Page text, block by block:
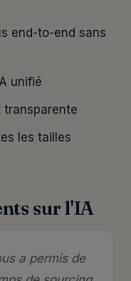
end-to-end sans
unifié
transparente
les tailles
sur l'IA
a permis de